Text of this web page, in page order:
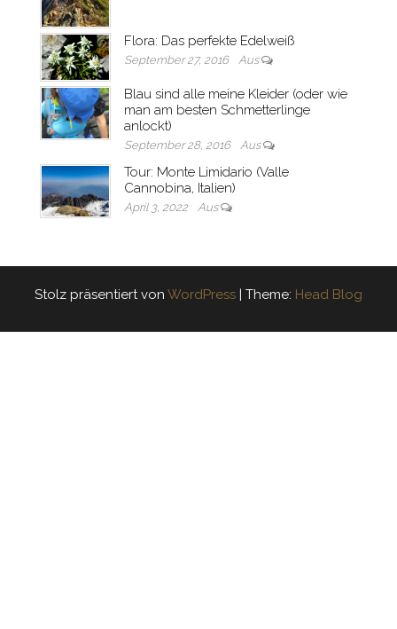
Flora: Das perfekte Edelweiß
September 27, 2016 Aus
Blau sind alle meine Kleider (oder wie
man am besten Schmetterlinge
anlockt)
September 28, 2016 Aus
Tour: Monte Limidario (Valle
Cannobina, Italien)
April 3, 2022 Aus
Stolz präsentiert von WordPress | Theme: Head Blog